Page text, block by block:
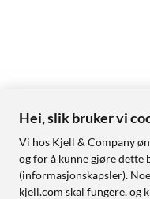
Hei, slik bruker vi
Vi hos Kjell & Company
og for å kunne gjøre dette
(informasjonskapsler).
kjell.com skal fungere, og